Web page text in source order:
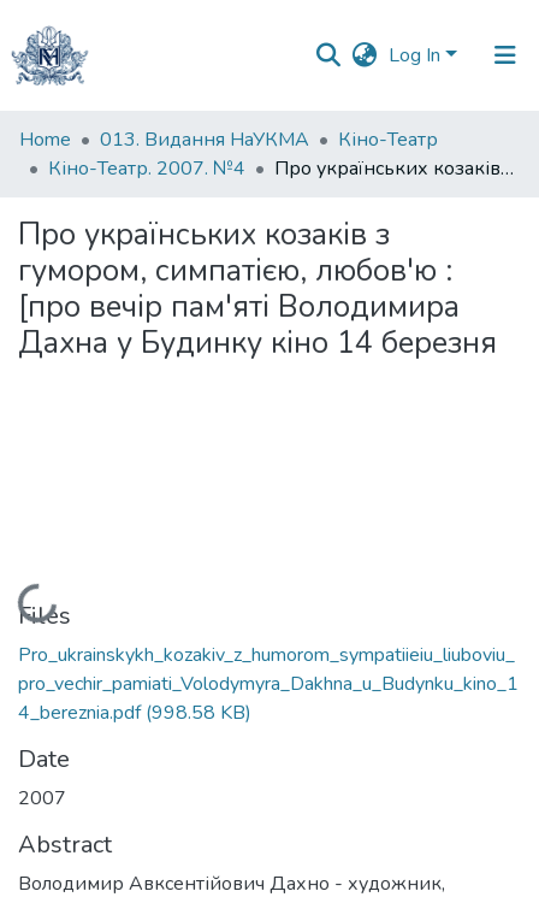
Log In(current)
Communities
&
All of DSpace
Home 013. Видання НаУКМА
Кіно-Театр
Кіно-Театр. 2007. №4
Про українських козаків з гумором, симпатією, любов'ю : [про вечір пам'яті Володимира Дахна у Будинку кіно 14 березня
Про українських козаків з
гумором, симпатією, любов'ю :
[про вечір пам'яті Володимира
Дахна у Будинку кіно 14 березня
Loading...
Files
Pro_ukrainskykh_kozakiv_z_humorom_sympatiieiu_liuboviu_
pro_vechir_pamiati_Volodymyra_Dakhna_u_Budynku_kino_1
Date
Abstract